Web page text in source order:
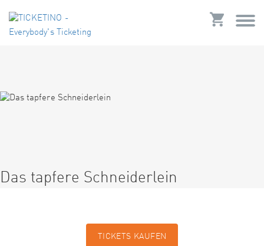
Das tapfere Schneiderlein
TICKETS KAUFEN